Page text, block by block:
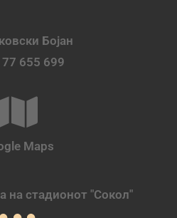
Бојан
655 699
Maps
на стадионот "Сокол"